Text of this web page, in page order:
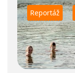
Reportáž